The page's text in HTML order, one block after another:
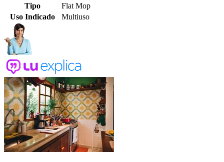
Tipo
Flat Mop
Uso Indicado
Multiuso